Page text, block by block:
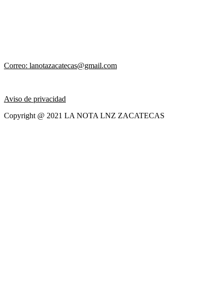
Correo: lanotazacatecas@gmail.com
Aviso de privacidad
Copyright @ 2021 LA NOTA LNZ ZACATECAS